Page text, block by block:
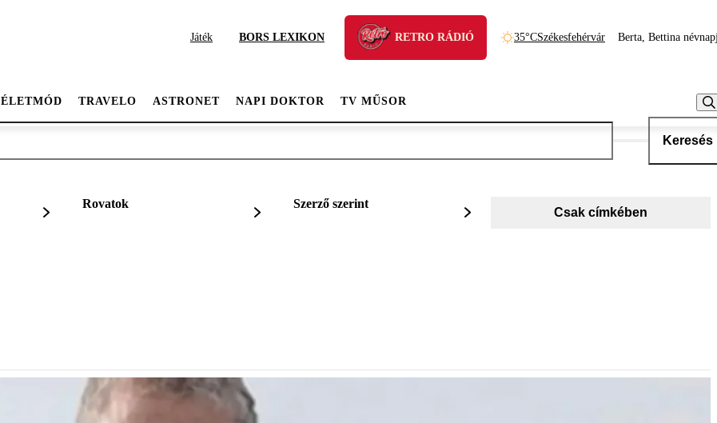
Játék BORS LEXIKON RETRO RÁDIÓ 35°CSzékesfehérvár Berta, Bettina
ÉLETMÓD TRAVELO ASTRONET NAPI DOKTOR TV MŰSOR
Keresés
Rovatok Szerző szerint
Csak címkében